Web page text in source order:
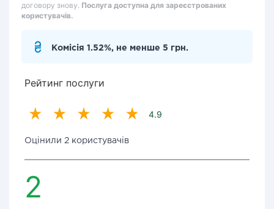
договору знову. Послуга доступна для зареєстрованих
користувачів.
Комісія 1.52%, не менше 5 грн.
Рейтинг послуги
4.9
Оцінили 2 користувачів
2